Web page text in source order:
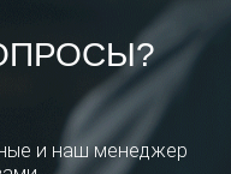
и наш менеджер